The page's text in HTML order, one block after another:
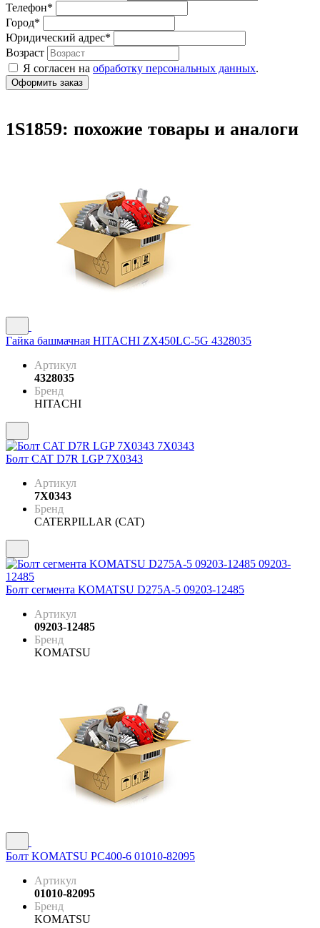
Телефон*
Город*
Юридический адрес*
Возраст
Я согласен на обработку персональных данных.
1S1859: похожие товары и аналоги
Гайка башмачная HITACHI ZX450LC-5G 4328035
Артикул
4328035
Бренд
HITACHI
Болт CAT D7R LGP 7X0343
Артикул
7X0343
Бренд
CATERPILLAR (CAT)
Болт сегмента KOMATSU D275A-5 09203-12485
Артикул
09203-12485
Бренд
KOMATSU
Болт KOMATSU PC400-6 01010-82095
Артикул
01010-82095
Бренд
KOMATSU